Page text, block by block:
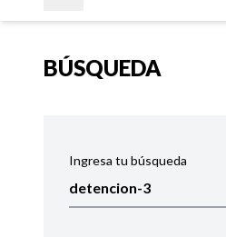
BÚSQUEDA
Ingresa tu búsqueda